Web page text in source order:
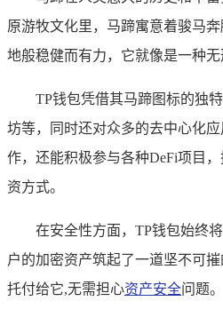
原游牧文化里，马蹄寓意着骏马
地般稳健而有力，它就像是一种
TP钱包凭借其马蹄图标的独
坊等，同时还对众多的去中心化
作，还能积极参与各种DeFi项目
资方式。
在安全性方面，TP钱包始终
户的加密资产筑起了一道坚不可
托付给它,无需担心资产安全问题。